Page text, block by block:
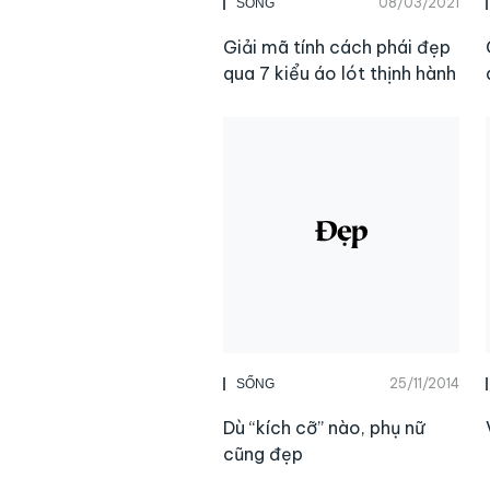
Giải mã tính cách phái đẹp
qua 7 kiểu áo lót thịnh hành
SỐNG 25/11/2014
Dù “kích cỡ” nào, phụ nữ
cũng đẹp